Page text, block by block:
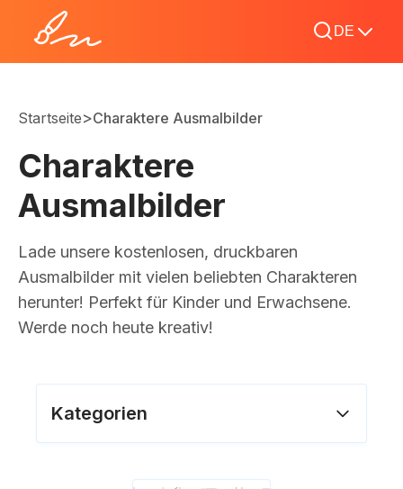
DE
Startseite>Charaktere Ausmalbilder
Charaktere
Ausmalbilder
Lade unsere kostenlosen, druckbaren
Ausmalbilder mit vielen beliebten Charakteren
herunter! Perfekt für Kinder und Erwachsene.
Werde noch heute kreativ!
Kategorien